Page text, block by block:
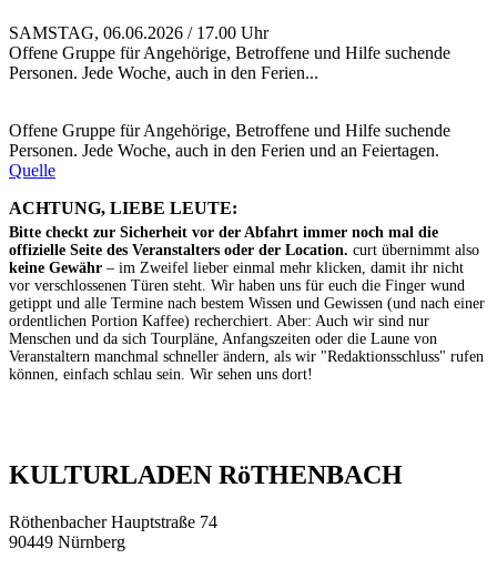
SAMSTAG, 06.06.2026 / 17.00 Uhr
Offene Gruppe für Angehörige, Betroffene und Hilfe suchende
Personen. Jede Woche, auch in den Ferien...
Offene Gruppe für Angehörige, Betroffene und Hilfe suchende
Personen. Jede Woche, auch in den Ferien und an Feiertagen.
Quelle
ACHTUNG, LIEBE LEUTE:
Bitte checkt zur Sicherheit vor der Abfahrt immer noch mal die
offizielle Seite des Veranstalters oder der Location. curt übernimmt also
keine Gewähr – im Zweifel lieber einmal mehr klicken, damit ihr nicht
vor verschlossenen Türen steht. Wir haben uns für euch die Finger wund
getippt und alle Termine nach bestem Wissen und Gewissen (und nach einer
ordentlichen Portion Kaffee) recherchiert. Aber: Auch wir sind nur
Menschen und da sich Tourpläne, Anfangszeiten oder die Laune von
Veranstaltern manchmal schneller ändern, als wir "Redaktionsschluss" rufen
können, einfach schlau sein. Wir sehen uns dort!
KULTURLADEN RöTHENBACH
Röthenbacher Hauptstraße 74
90449 Nürnberg